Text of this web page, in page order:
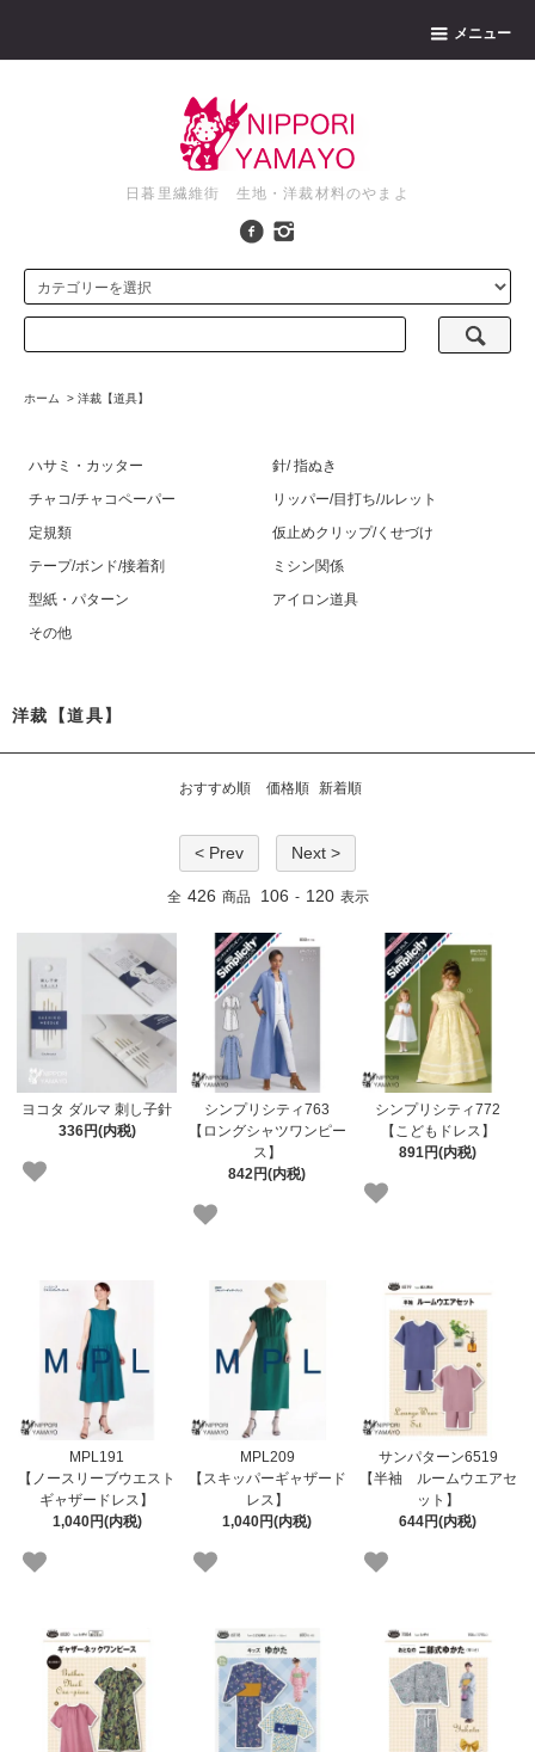
メニュー
日暮里繊維街 生地・洋裁材料のやまよ
ホーム > 洋裁【道具】
ハサミ・カッター
針/ 指ぬき
チャコ/チャコペーパー
リッパー/目打ち/ルレット
定規類
仮止めクリップ/くせづけ
テープ/ボンド/接着剤
ミシン関係
型紙・パターン
アイロン道具
その他
洋裁【道具】
おすすめ順 価格順 新着順
< Prev Next >
全 426 商品 106 - 120 表示
ヨコタ ダルマ 刺し子針
336円(内税)
シンプリシティ763
【ロングシャツワンピー
ス】
842円(内税)
シンプリシティ772
【こどもドレス】
891円(内税)
MPL191
【ノースリーブウエスト
ギャザードレス】
1,040円(内税)
MPL209
【スキッパーギャザード
レス】
1,040円(内税)
サンパターン6519
【半袖 ルームウエアセ
ット】
644円(内税)